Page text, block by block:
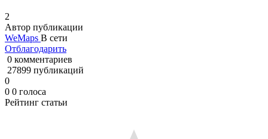
2
Автор публикации
WeMaps В сети
Отблагодарить
0 комментариев
27899 публикаций
0
0 0 голоса
Рейтинг статьи